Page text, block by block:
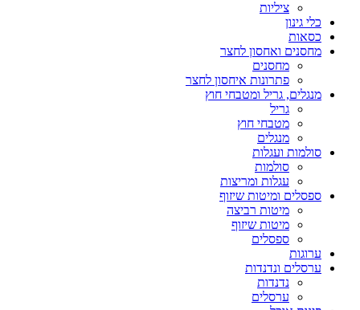
ציליות
כלי גינון
כסאות
מחסנים ואחסון לחצר
מחסנים
פתרונות איחסון לחצר
מנגלים, גריל ומטבחי חוץ
גריל
מטבחי חוץ
מנגלים
סולמות ועגלות
סולמות
עגלות ומריצות
ספסלים ומיטות שיזוף
מיטות רביצה
מיטות שיזוף
ספסלים
ערוגות
ערסלים ונדנדות
נדנדות
ערסלים